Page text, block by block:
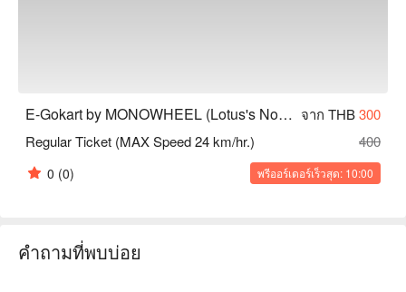
E-Gokart by MONOWHEEL (Lotus's North Ratchapruek) จาก THB300
Regular Ticket (MAX Speed 24 km/hr.)
400
0 (0) พรีออร์เดอร์เร็วสุด: 10:00
คำถามที่พบบ่อย